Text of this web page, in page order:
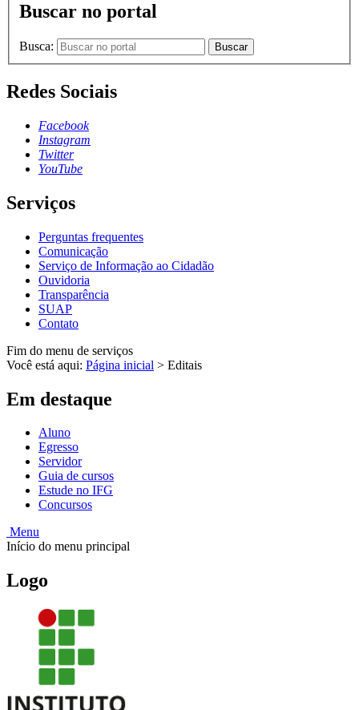
Buscar no portal
Busca: Buscar
Redes Sociais
Facebook
Instagram
Twitter
YouTube
Serviços
Perguntas frequentes
Comunicação
Serviço de Informação ao Cidadão
Ouvidoria
Transparência
SUAP
Contato
Fim do menu de serviços
Você está aqui: Página inicial > Editais
Em destaque
Aluno
Egresso
Servidor
Guia de cursos
Estude no IFG
Concursos
Menu
Início do menu principal
Logo